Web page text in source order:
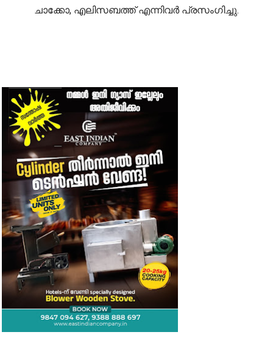
ചാക്കോ, എലിസബത്ത് എന്നിവർ പ്രസംഗിച്ചു.